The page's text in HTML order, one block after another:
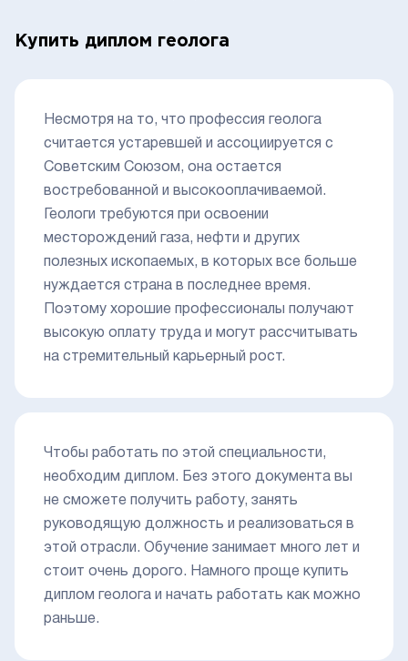
Купить диплом геолога
Несмотря на то, что профессия геолога
считается устаревшей и ассоциируется с
Советским Союзом, она остается
востребованной и высокооплачиваемой.
Геологи требуются при освоении
месторождений газа, нефти и других
полезных ископаемых, в которых все больше
нуждается страна в последнее время.
Поэтому хорошие профессионалы получают
высокую оплату труда и могут рассчитывать
на стремительный карьерный рост.
Чтобы работать по этой специальности,
необходим диплом. Без этого документа вы
не сможете получить работу, занять
руководящую должность и реализоваться в
этой отрасли. Обучение занимает много лет и
стоит очень дорого. Намного проще купить
диплом геолога и начать работать как можно
раньше.